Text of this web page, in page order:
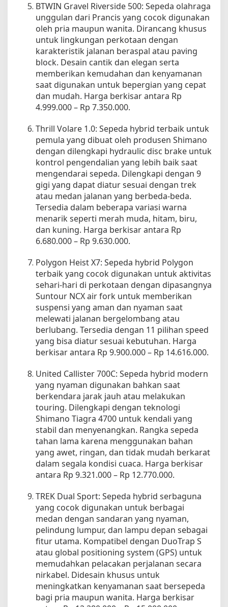
BTWIN Gravel Riverside 500: Sepeda olahraga
unggulan dari Prancis yang cocok digunakan
oleh pria maupun wanita. Dirancang khusus
untuk lingkungan perkotaan dengan
karakteristik jalanan beraspal atau paving
block. Desain cantik dan elegan serta
memberikan kemudahan dan kenyamanan
saat digunakan untuk bepergian yang cepat
dan mudah. Harga berkisar antara Rp
4.999.000 – Rp 7.350.000.
Thrill Volare 1.0: Sepeda hybrid terbaik untuk
pemula yang dibuat oleh produsen Shimano
dengan dilengkapi hydraulic disc brake untuk
kontrol pengendalian yang lebih baik saat
mengendarai sepeda. Dilengkapi dengan 9
gigi yang dapat diatur sesuai dengan trek
atau medan jalanan yang berbeda-beda.
Tersedia dalam beberapa variasi warna
menarik seperti merah muda, hitam, biru,
dan kuning. Harga berkisar antara Rp
6.680.000 – Rp 9.630.000.
Polygon Heist X7: Sepeda hybrid Polygon
terbaik yang cocok digunakan untuk aktivitas
sehari-hari di perkotaan dengan dipasangnya
Suntour NCX air fork untuk memberikan
suspensi yang aman dan nyaman saat
melewati jalanan bergelombang atau
berlubang. Tersedia dengan 11 pilihan speed
yang bisa diatur sesuai kebutuhan. Harga
berkisar antara Rp 9.900.000 – Rp 14.616.000.
United Callister 700C: Sepeda hybrid modern
yang nyaman digunakan bahkan saat
berkendara jarak jauh atau melakukan
touring. Dilengkapi dengan teknologi
Shimano Tiagra 4700 untuk kendali yang
stabil dan menyenangkan. Rangka sepeda
tahan lama karena menggunakan bahan
yang awet, ringan, dan tidak mudah berkarat
dalam segala kondisi cuaca. Harga berkisar
antara Rp 9.321.000 – Rp 12.770.000.
TREK Dual Sport: Sepeda hybrid serbaguna
yang cocok digunakan untuk berbagai
medan dengan sandaran yang nyaman,
pelindung lumpur, dan lampu depan sebagai
fitur utama. Kompatibel dengan DuoTrap S
atau global positioning system (GPS) untuk
memudahkan pelacakan perjalanan secara
nirkabel. Didesain khusus untuk
meningkatkan kenyamanan saat bersepeda
bagi pria maupun wanita. Harga berkisar